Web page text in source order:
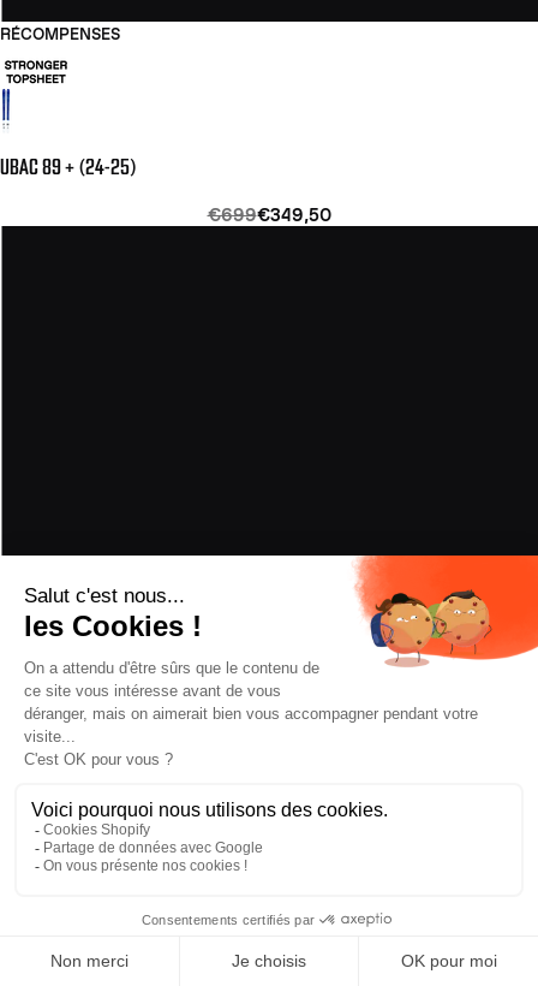
RÉCOMPENSES
UBAC 89 + (24-25)
€699€349,50